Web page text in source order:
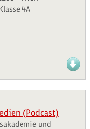
4A
(Podcast)
und